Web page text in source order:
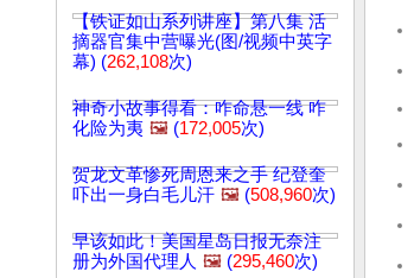
【铁证如山系列讲座】第八集 活
摘器官集中营曝光(图/视频中英字
幕) (262,108次)
神奇小故事得看：咋命悬一线 咋
化险为夷 🖼️ (172,005次)
贺龙文革惨死周恩来之手 纪登奎
吓出一身白毛儿汗 🖼️ (508,960次)
早该如此！美国星岛日报无奈注
册为外国代理人 🖼️ (295,460次)